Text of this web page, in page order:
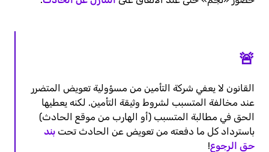
🚨
القانون لا يعفي شركة التأمين من مسؤولية تعويض المتضرر
عند مخالفة المتسبب لشروط وثيقة التأمين. لكنه يعطيها
الحق في مطالبة المتسبب (أو الهارب من موقع الحادث)
باسترداد كل ما دفعته من تعويض عن الحادث تحتبند
حق الرجوع!